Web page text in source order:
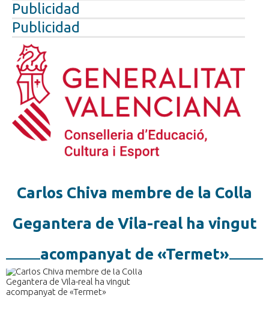
Publicidad
Publicidad
Carlos Chiva membre de la Colla
Gegantera de Vila-real ha vingut
acompanyat de «Termet»